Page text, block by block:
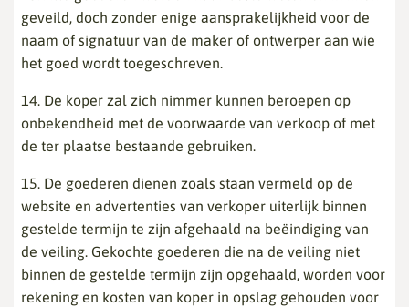
geveild, doch zonder enige aansprakelijkheid voor de
naam of signatuur van de maker of ontwerper aan wie
het goed wordt toegeschreven.
14. De koper zal zich nimmer kunnen beroepen op
onbekendheid met de voorwaarde van verkoop of met
de ter plaatse bestaande gebruiken.
15. De goederen dienen zoals staan vermeld op de
website en advertenties van verkoper uiterlijk binnen
gestelde termijn te zijn afgehaald na beëindiging van
de veiling. Gekochte goederen die na de veiling niet
binnen de gestelde termijn zijn opgehaald, worden voor
rekening en kosten van koper in opslag gehouden voor